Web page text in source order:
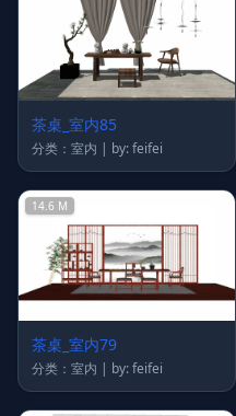
茶桌_室内85
分类：室内 | by: feifei
14.6 M
茶桌_室内79
分类：室内 | by: feifei